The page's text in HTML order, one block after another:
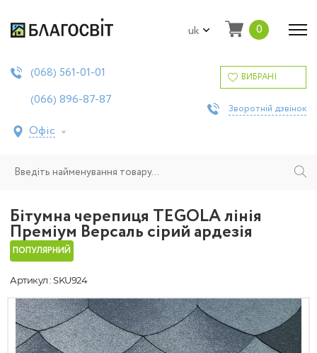
uk 0
(068) 561-01-01
(066) 896-87-87
Офіс
ВИБРАНІ
Зворотній дзвінок
Бітумна черепиця TEGOLA лінія
Преміум Версаль сірий ардезія
ПОПУЛЯРНИЙ
Артикул : SKU924